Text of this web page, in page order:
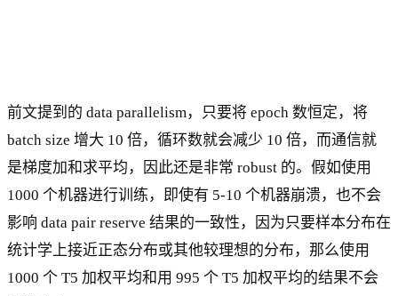
前文提到的 data parallelism，只要将 epoch 数恒定，将
batch size 增大 10 倍，循环数就会减少 10 倍，而通信就
是梯度加和求平均，因此还是非常 robust 的。假如使用
1000 个机器进行训练，即使有 5-10 个机器崩溃，也不会
影响 data pair reserve 结果的一致性，因为只要样本分布在
统计学上接近正态分布或其他较理想的分布，那么使用
1000 个 T5 加权平均和用 995 个 T5 加权平均的结果不会